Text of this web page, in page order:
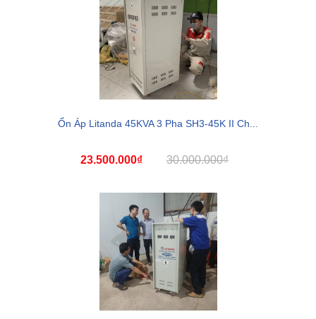
Ổn Áp Litanda 45KVA 3 Pha SH3-45K II Ch...
23.500.000₫ 30.000.000₫